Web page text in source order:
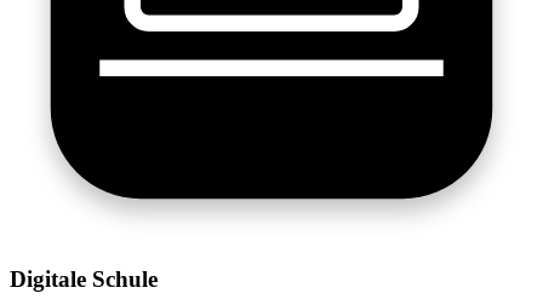
Digitale Schule